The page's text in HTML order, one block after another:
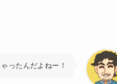
ったんだよねー！